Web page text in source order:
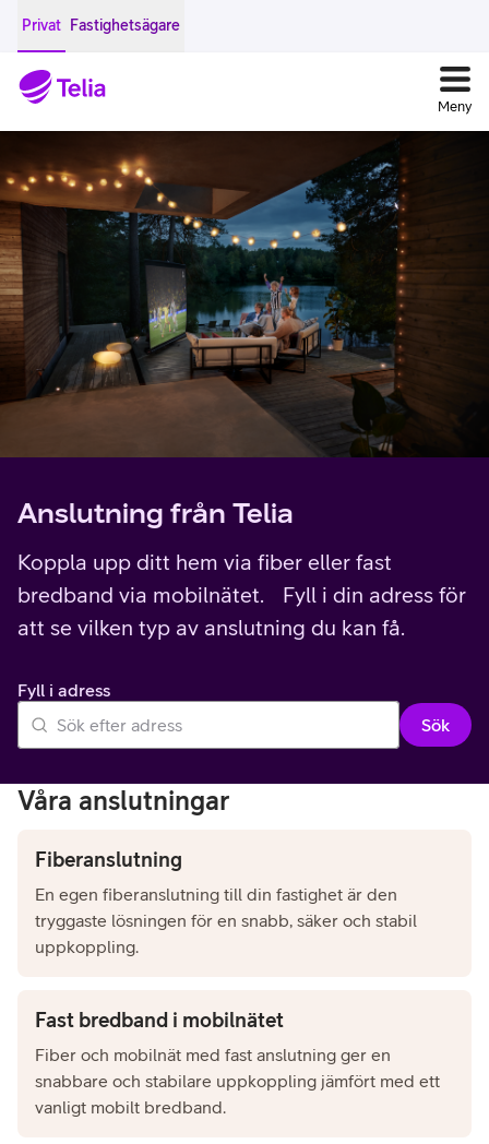
Privat Fastighetsägare
Meny
Anslutning från Telia
Koppla upp ditt hem via fiber eller fast
bredband via mobilnätet. Fyll i din adress för
att se vilken typ av anslutning du kan få.
Fyll i adress
Sök
Våra anslutningar
Fiberanslutning
En egen fiberanslutning till din fastighet är den
tryggaste lösningen för en snabb, säker och stabil
uppkoppling.
Fast bredband i mobilnätet
Fiber och mobilnät med fast anslutning ger en
snabbare och stabilare uppkoppling jämfört med ett
vanligt mobilt bredband.